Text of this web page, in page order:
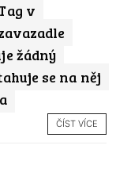
v
žádný
se na něj
ČÍST VÍCE